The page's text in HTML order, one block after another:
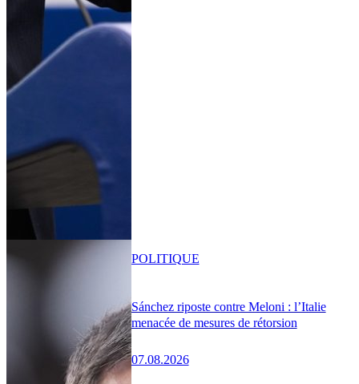
Sánchez riposte contre Meloni : l’Italie
menacée de mesures de rétorsion
07.08.2026
POLITIQUE